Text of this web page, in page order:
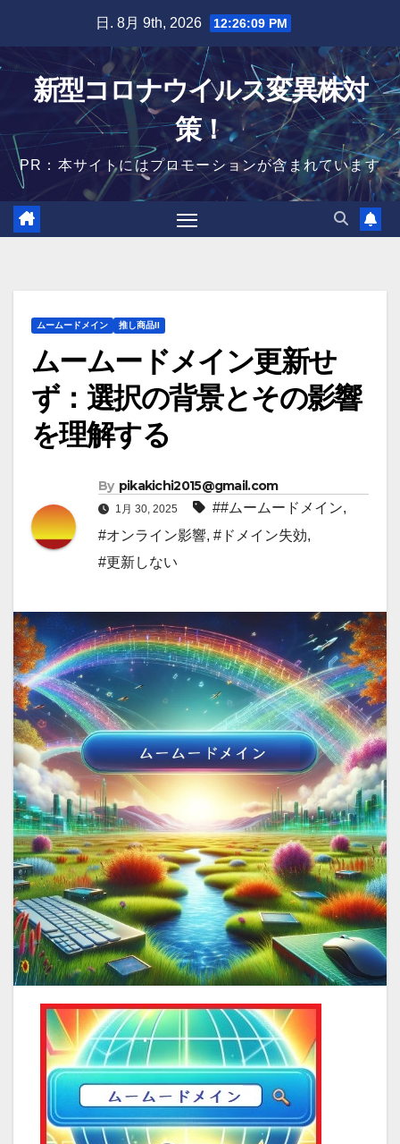
content
日. 8月 9th, 2026 12:26:10 PM
新型コロナウイルス変異株対
策！
PR：本サイトにはプロモーションが含まれています
ムームードメイン 推し商品II
ムームードメイン更新せ
ず：選択の背景とその影響
を理解する
By pikakichi2015@gmail.com
1月 30, 2025 ##ムームードメイン,
#オンライン影響, #ドメイン失効,
#更新しない